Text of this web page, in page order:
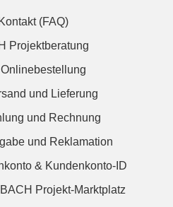
(FAQ)
Projektberatung
und Lieferung
und Rechnung
und Reklamation
& Kundenkonto-ID
Projekt-Marktplatz